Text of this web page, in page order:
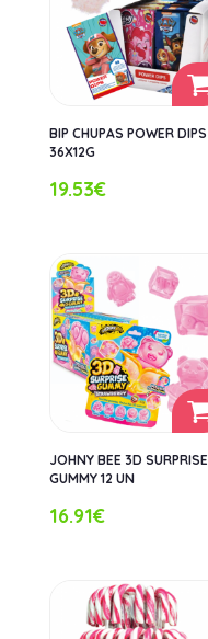
BIP CHUPAS POWER DIPS
36X12G
19.53€
JOHNY BEE 3D SURPRISE
GUMMY 12 UN
16.91€